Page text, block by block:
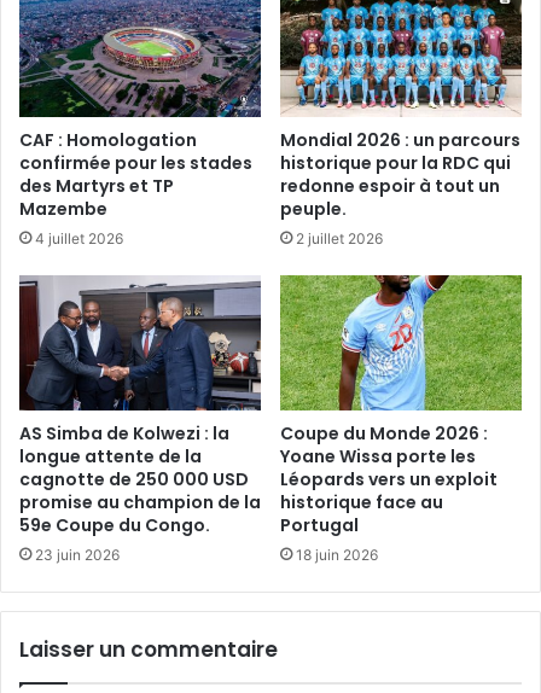
CAF : Homologation
confirmée pour les stades
des Martyrs et TP
Mazembe
4 juillet 2026
Mondial 2026 : un parcours
historique pour la RDC qui
redonne espoir à tout un
peuple.
2 juillet 2026
AS Simba de Kolwezi : la
longue attente de la
cagnotte de 250 000 USD
promise au champion de la
59e Coupe du Congo.
23 juin 2026
Coupe du Monde 2026 :
Yoane Wissa porte les
Léopards vers un exploit
historique face au
Portugal
18 juin 2026
Laisser un commentaire